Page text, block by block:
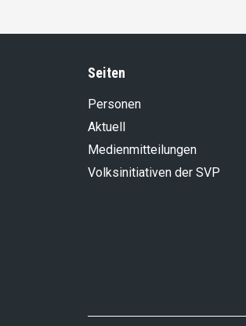
Seiten
Personen
Aktuell
Medienmitteilungen
Volksinitiativen der SVP